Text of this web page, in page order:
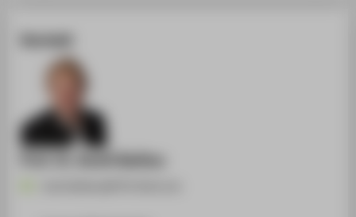
Kontakt
Prof. Dr. Anett Bailleu